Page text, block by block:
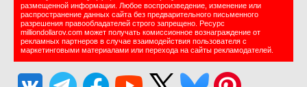
размещенной информации. Любое воспроизведение, изменение или
распространение данных сайта без предварительного письменного
разрешения правообладателей строго запрещено. Ресурс
milliondollarov.com может получать комиссионное вознаграждение от
рекламных партнеров в случае взаимодействия пользователя с
маркетинговыми материалами или перехода на сайты рекламодателей.